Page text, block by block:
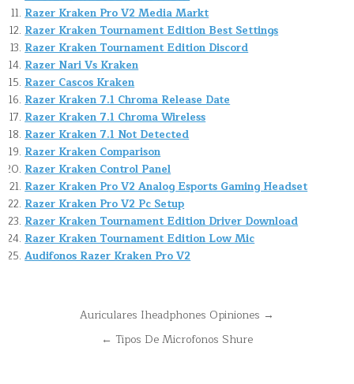
Razer Kraken Pro V2 Media Markt
Razer Kraken Tournament Edition Best Settings
Razer Kraken Tournament Edition Discord
Razer Nari Vs Kraken
Razer Cascos Kraken
Razer Kraken 7.1 Chroma Release Date
Razer Kraken 7.1 Chroma Wireless
Razer Kraken 7.1 Not Detected
Razer Kraken Comparison
Razer Kraken Control Panel
Razer Kraken Pro V2 Analog Esports Gaming Headset
Razer Kraken Pro V2 Pc Setup
Razer Kraken Tournament Edition Driver Download
Razer Kraken Tournament Edition Low Mic
Audifonos Razer Kraken Pro V2
NavegaciónAuriculares Iheadphones Opiniones →
← Tipos De Microfonos Shure